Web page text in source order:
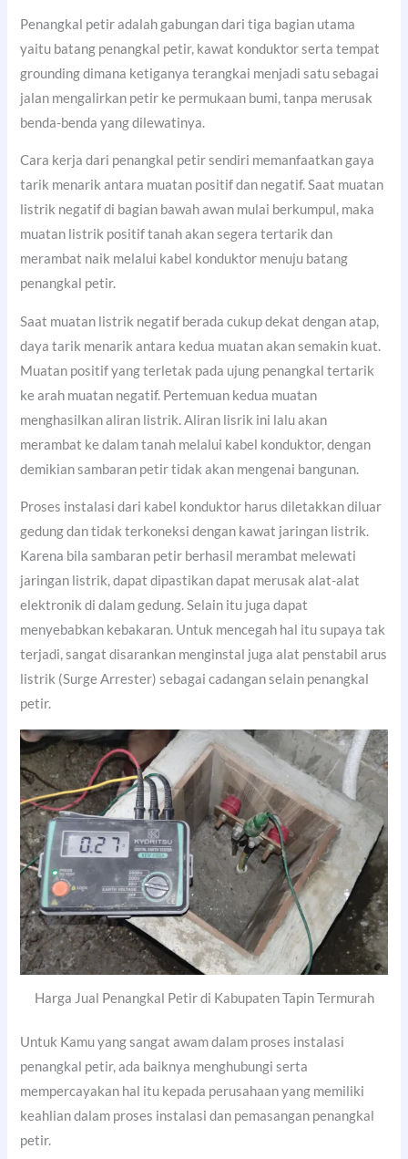
Penangkal petir adalah gabungan dari tiga bagian utama
yaitu batang penangkal petir, kawat konduktor serta tempat
grounding dimana ketiganya terangkai menjadi satu sebagai
jalan mengalirkan petir ke permukaan bumi, tanpa merusak
benda-benda yang dilewatinya.
Cara kerja dari penangkal petir sendiri memanfaatkan gaya
tarik menarik antara muatan positif dan negatif. Saat muatan
listrik negatif di bagian bawah awan mulai berkumpul, maka
muatan listrik positif tanah akan segera tertarik dan
merambat naik melalui kabel konduktor menuju batang
penangkal petir.
Saat muatan listrik negatif berada cukup dekat dengan atap,
daya tarik menarik antara kedua muatan akan semakin kuat.
Muatan positif yang terletak pada ujung penangkal tertarik
ke arah muatan negatif. Pertemuan kedua muatan
menghasilkan aliran listrik. Aliran lisrik ini lalu akan
merambat ke dalam tanah melalui kabel konduktor, dengan
demikian sambaran petir tidak akan mengenai bangunan.
Proses instalasi dari kabel konduktor harus diletakkan diluar
gedung dan tidak terkoneksi dengan kawat jaringan listrik.
Karena bila sambaran petir berhasil merambat melewati
jaringan listrik, dapat dipastikan dapat merusak alat-alat
elektronik di dalam gedung. Selain itu juga dapat
menyebabkan kebakaran. Untuk mencegah hal itu supaya tak
terjadi, sangat disarankan menginstal juga alat penstabil arus
listrik (Surge Arrester) sebagai cadangan selain penangkal
petir.
Harga Jual Penangkal Petir di Kabupaten Tapin Termurah
Untuk Kamu yang sangat awam dalam proses instalasi
penangkal petir, ada baiknya menghubungi serta
mempercayakan hal itu kepada perusahaan yang memiliki
keahlian dalam proses instalasi dan pemasangan penangkal
petir.